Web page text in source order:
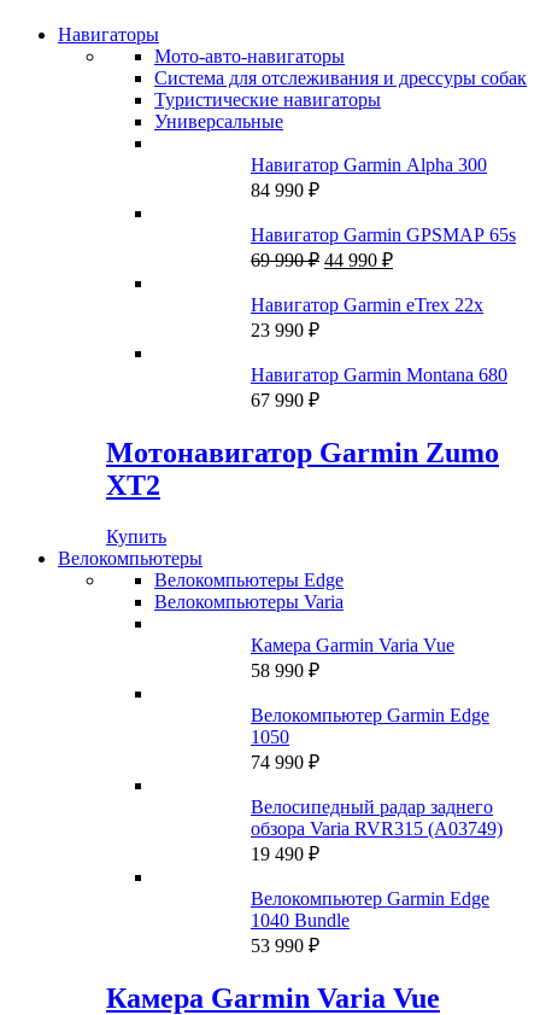
Навигаторы
Мото-авто-навигаторы
Система для отслеживания и дрессуры собак
Туристические навигаторы
Универсальные
Навигатор Garmin Alpha 300
84 990 ₽
Навигатор Garmin GPSMAP 65s
69 990₽ Первоначальная
составляла
69
44 990 ₽Текущая
44
Навигатор Garmin eTrex 22x
23 990 ₽
Навигатор Garmin Montana 680
67 990 ₽
Мотонавигатор Garmin Zumo
XT2
Купить
Велокомпьютеры
Велокомпьютеры Edge
Велокомпьютеры Varia
Камера Garmin Varia Vue
58 990 ₽
Велокомпьютер Garmin Edge
1050
74 990 ₽
Велосипедный радар заднего
обзора Varia RVR315 (A03749)
19 490 ₽
Велокомпьютер Garmin Edge
1040 Bundle
53 990 ₽
Камера Garmin Varia Vue